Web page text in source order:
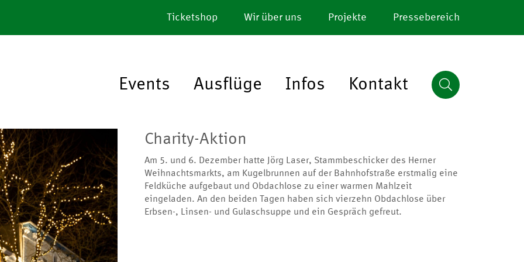
Ticketshop Wir über uns Projekte Pressebereich
Events Ausflüge Infos Kontakt
Charity-Aktion
Am 5. und 6. Dezember hatte Jörg Laser, Stammbeschicker des Herner
Weihnachtsmarkts, am Kugelbrunnen auf der Bahnhofstraße erstmalig eine
Feldküche aufgebaut und Obdachlose zu einer warmen Mahlzeit
eingeladen. An den beiden Tagen haben sich vierzehn Obdachlose über
Erbsen-, Linsen- und Gulaschsuppe und ein Gespräch gefreut.